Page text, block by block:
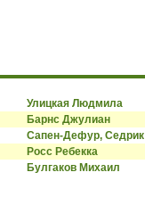
Улицкая Людмила
Барнс Джулиан
Сапен-Дефур, Седрик
Росс Ребекка
Булгаков Михаил